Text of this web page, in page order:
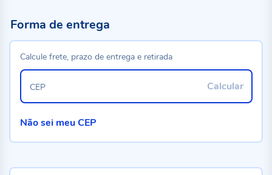
Forma de entrega
Calcule frete, prazo de entrega e retirada
Calcular
CEP
Não sei meu CEP